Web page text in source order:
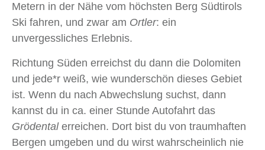
Metern in der Nähe vom höchsten Berg Südtirols
Ski fahren, und zwar am Ortler: ein
unvergessliches Erlebnis.
Richtung Süden erreichst du dann die Dolomiten
und jede*r weiß, wie wunderschön dieses Gebiet
ist. Wenn du nach Abwechslung suchst, dann
kannst du in ca. einer Stunde Autofahrt das
Grödentalerreichen. Dort bist du von traumhaften
Bergen umgeben und du wirst wahrscheinlich nie